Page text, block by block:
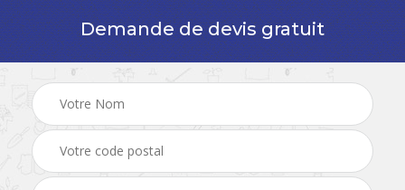
Demande de devis gratuit